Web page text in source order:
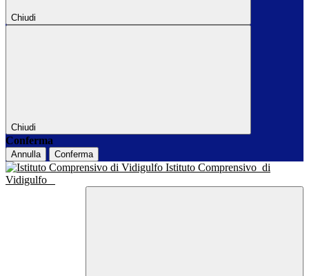
Chiudi
Chiudi
Conferma
Annulla Conferma
Istituto Comprensivo di
Vidigulfo